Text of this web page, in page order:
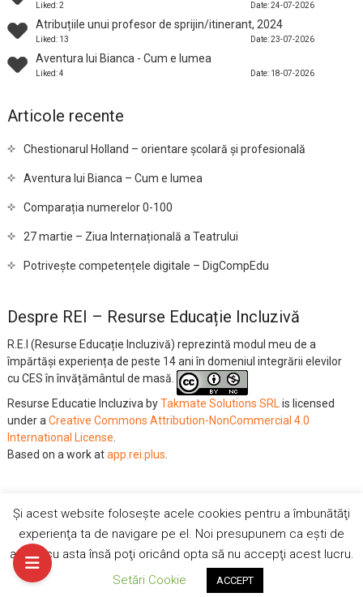
Vrei sa nu mai vezi reclamele ?
Autentifică-te
Liked: 2 Date: 24-07-2026
Atribuțiile unui profesor de sprijin/itinerant, 2024
Liked: 13 Date: 23-07-2026
Aventura lui Bianca - Cum e lumea
Liked: 4 Date: 18-07-2026
Articole recente
Chestionarul Holland – orientare școlară și profesională
Aventura lui Bianca – Cum e lumea
Comparația numerelor 0-100
27 martie – Ziua Internațională a Teatrului
Potrivește competențele digitale – DigCompEdu
Despre REI – Resurse Educație Incluzivă
R.E.I (Resurse Educație Incluzivă) reprezintă modul meu de a
împărtăși experiența de peste 14 ani în domeniul integrării elevilor
cu CES în învățământul de masă.
Resurse Educatie IncluzivabyTakmate Solutions SRLis licensed
under aCreative Commons Attribution-NonCommercial 4.0
International License.
Based on a work atapp.rei.plus.
YouTubeFacebook
Administrat cu de Takmate Solutions |R.E.I. – Resurse Educație
Incluzivă
| Designed by:Theme Freesia| © 2026
Și acest website folosește acele cookies pentru a îmbunătăţi
experienţa ta de navigare pe el. Noi presupunem ca eşti de
acord cu asta însă poţi oricând opta să nu accepţi acest lucru.
Setări Cookie
ACCEPT